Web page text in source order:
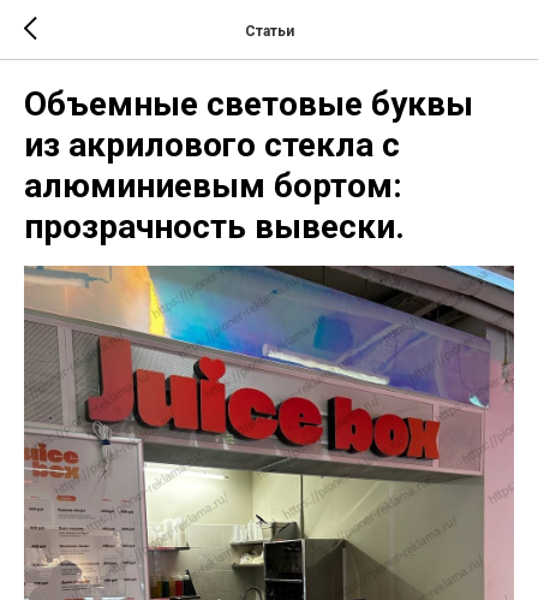
Статьи
Объемные световые буквы
из акрилового стекла с
алюминиевым бортом:
прозрачность вывески.